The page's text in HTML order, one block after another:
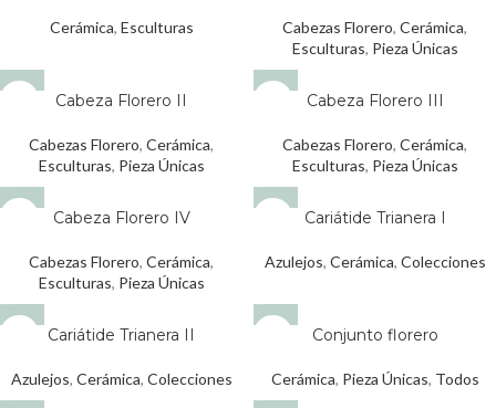
Cerámica, Esculturas Cabezas Florero, Cerámica,
Esculturas, Pieza Únicas
AGOTADOCabeza Florero II
Cabezas Florero, Cerámica,
Esculturas, Pieza Únicas
AGOTADOCabeza Florero III
Cabezas Florero, Cerámica,
Esculturas, Pieza Únicas
AGOTADOCabeza Florero IV
Cabezas Florero, Cerámica,
Esculturas, Pieza Únicas
AGOTADOCariátide Trianera I
Azulejos, Cerámica, Colecciones
AGOTADOCariátide Trianera II
Azulejos, Cerámica, Colecciones
AGOTADOConjunto florero
Cerámica, Pieza Únicas, Todos